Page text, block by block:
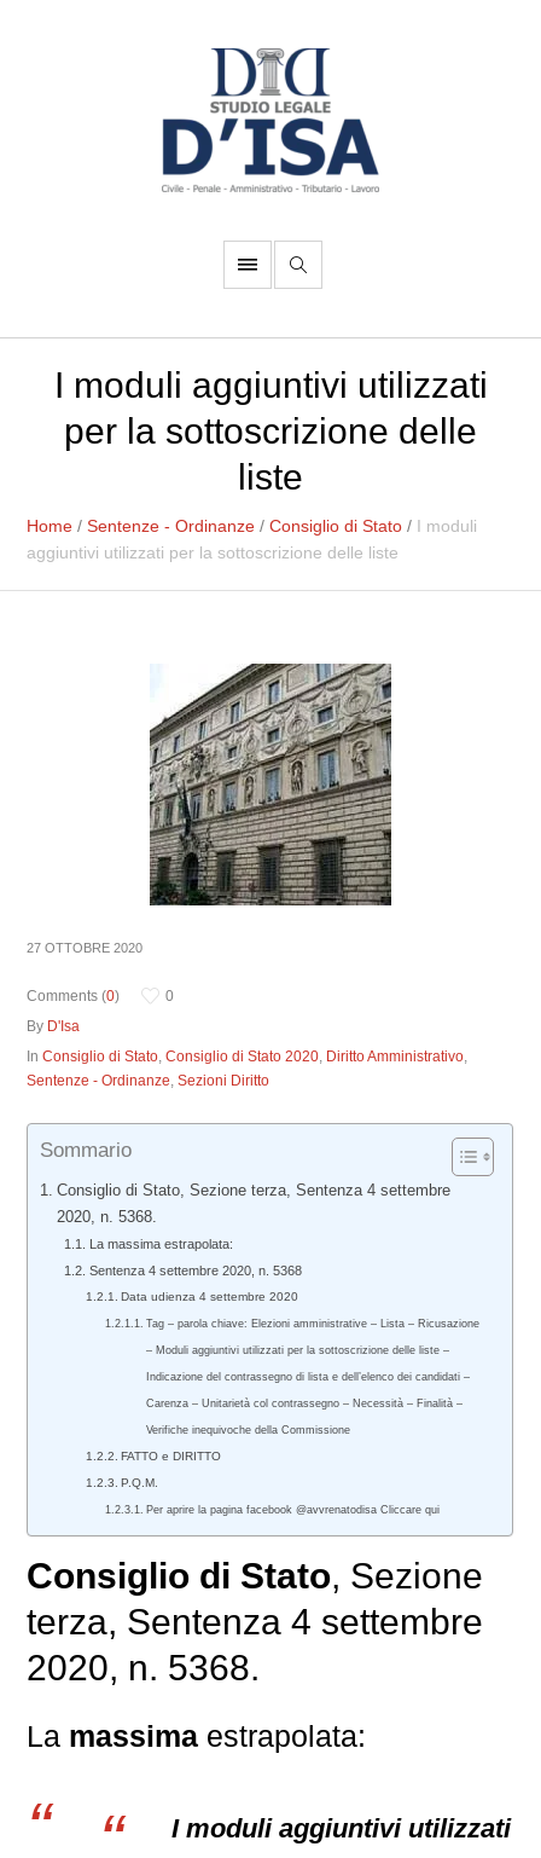
I moduli aggiuntivi utilizzati
per la sottoscrizione delle
liste
Home /Sentenze - Ordinanze /Consiglio di Stato / I moduli
aggiuntivi utilizzati per la sottoscrizione delle liste
27 OTTOBRE 2020
Comments (0)
0
By D'Isa
InConsiglio di Stato,Consiglio di Stato 2020, Diritto Amministrativo,
Sentenze - Ordinanze,Sezioni Diritto
Sommario
Consiglio di Stato, Sezione terza, Sentenza 4 settembre
2020, n. 5368.
La massima estrapolata:
Sentenza 4 settembre 2020, n. 5368
Data udienza 4 settembre 2020
Tag – parola chiave: Elezioni amministrative – Lista – Ricusazione
– Moduli aggiuntivi utilizzati per la sottoscrizione delle liste –
Indicazione del contrassegno di lista e dell’elenco dei candidati –
Carenza – Unitarietà col contrassegno – Necessità – Finalità –
Verifiche inequivoche della Commissione
FATTO e DIRITTO
P.Q.M.
Per aprire la pagina facebook @avvrenatodisa Cliccare qui
Consiglio di Stato, Sezione
terza, Sentenza 4 settembre
2020, n. 5368.
La massima estrapolata:
I moduli aggiuntivi utilizzati